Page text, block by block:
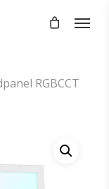
Menu
RGBCCT